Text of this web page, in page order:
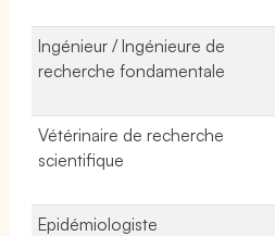
Ingénieur / Ingénieure de
recherche fondamentale
Vétérinaire de recherche
scientifique
Epidémiologiste